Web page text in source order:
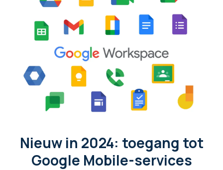
Nieuw in 2024: toegang tot
Google Mobile-services